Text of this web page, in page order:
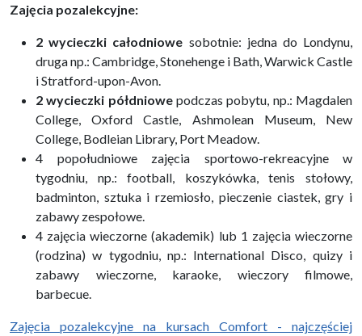
Zajęcia pozalekcyjne:
2 wycieczki całodniowe sobotnie: jedna do Londynu,
druga np.: Cambridge, Stonehenge i Bath, Warwick Castle
i Stratford-upon-Avon.
2 wycieczki półdniowepodczas pobytu, np.: Magdalen
College, Oxford Castle, Ashmolean Museum, New
College, Bodleian Library, Port Meadow.
4 popołudniowe zajęcia sportowo-rekreacyjne w
tygodniu, np.: football, koszykówka, tenis stołowy,
badminton, sztuka i rzemiosło, pieczenie ciastek, gry i
zabawy zespołowe.
4 zajęcia wieczorne (akademik) lub 1 zajęcia wieczorne
(rodzina) w tygodniu, np.: International Disco, quizy i
zabawy wieczorne, karaoke, wieczory filmowe,
barbecue.
Zajęcia pozalekcyjne na kursach Comfort - najczęściej